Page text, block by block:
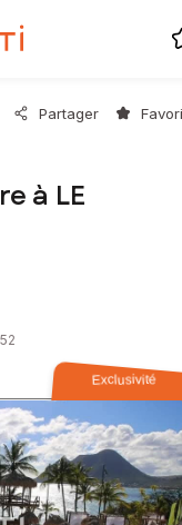
Partager
à LE
Exclusivité